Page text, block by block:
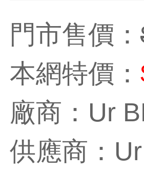
門市售價：
本網特價：
廠商：Ur
供應商：